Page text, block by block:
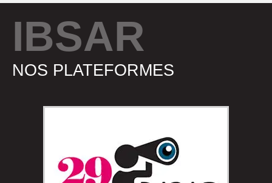
IBSAR
NOS PLATEFORMES